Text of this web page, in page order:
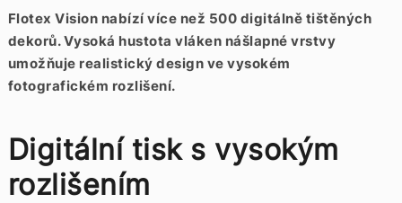
Flotex Vision nabízí více než 500 digitálně tištěných
dekorů. Vysoká hustota vláken nášlapné vrstvy
umožňuje realistický design ve vysokém
fotografickém rozlišení.
Digitální tisk s vysokým
rozlišením